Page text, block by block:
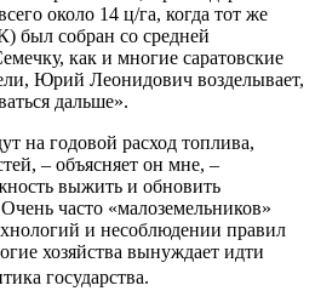
около 14 ц/га, когда тот же
собран со средней
как и многие саратовские
Юрий Леонидович возделывает,
дальше».
на годовой расход топлива,
– объясняет он мне, –
выжить и обновить
часто «малоземельников»
и несоблюдении правил
хозяйства вынуждает идти
государства.